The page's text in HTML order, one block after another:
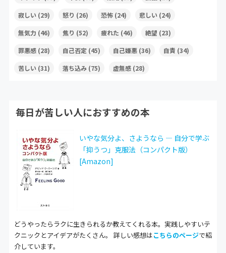
寂しい(29) 怒り (26) 恐怖(24) 悲しい(24)
無気力 (46) 焦り (52) 疲れた (46) 絶望 (23)
罪悪感(28) 自己否定 (45) 自己嫌悪(36) 自責 (34)
苦しい(31) 落ち込み(75) 虚無感(28)
毎日が苦しい人におすすめの本
いやな気分よ、さようなら ― 自分で学ぶ
「抑うつ」克服法（コンパクト版）
[Amazon]
どうやったらラクに生きられるか教えてくれる本。実践しやすいテ
クニックとアイデアがたくさん。 詳しい感想はこちらのページで紹
介しています。